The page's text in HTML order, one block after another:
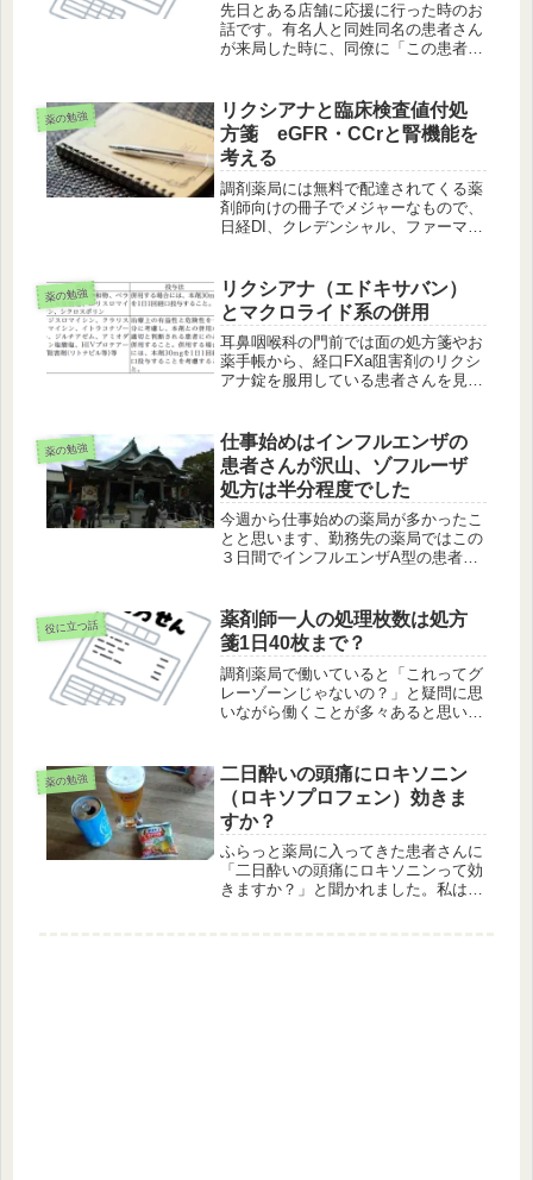
先日とある店舗に応援に行った時のお
話です。有名人と同姓同名の患者さん
が来局した時に、同僚に「この患者さ
や、ちょっと分からないですね…」と
なりました。その後、職場の誰一人と
して...
薬の勉強
リクシアナと臨床検査値付処
方箋 eGFR・CCrと腎機能を
考える
調剤薬局には無料で配達されてくる薬
剤師向けの冊子でメジャーなもので、
日経DI、クレデンシャル、ファーマト
る）これだけでも、毎回きっちり読ん
でいればけっこう勉強になります。
し...
薬の勉強
リクシアナ（エドキサバン）
とマクロライド系の併用
耳鼻咽喉科の門前では面の処方箋やお
薬手帳から、経口FXa阻害剤のリクシ
アナ錠を服用している患者さんを見か
かなりの頻度で使用するので併用薬に
注意していますが、併用禁忌ではな
い...
薬の勉強
仕事始めはインフルエンザの
患者さんが沢山、ゾフルーザ
処方は半分程度でした
今週から仕事始めの薬局が多かったこ
とと思います、勤務先の薬局ではこの
３日間でインフルエンザA型の患者さ
大好きな先生は早速ゾフルーザの処方
でした。イナビルもまだまだ処方であ
り...
役に立つ話
薬剤師一人の処理枚数は処方
箋1日40枚まで？
調剤薬局で働いていると「これってグ
レーゾーンじゃないの？」と疑問に思
いながら働くことが多々あると思いま
様に、複雑に入り組んだ調剤薬局業務
に鋭いメスを入れ、さまざまな謎や疑
問...
薬の勉強
二日酔いの頭痛にロキソニン
（ロキソプロフェン）効きま
すか？
ふらっと薬局に入ってきた患者さんに
「二日酔いの頭痛にロキソニンって効
きますか？」と聞かれました。私は普